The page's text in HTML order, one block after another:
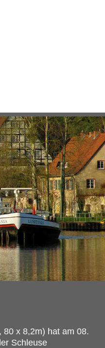
80 x 8,2m) hat am 08.
Schleuse